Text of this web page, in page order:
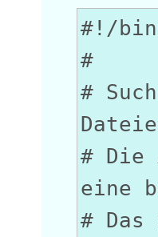
#!/
#
#
# Die
eine
#